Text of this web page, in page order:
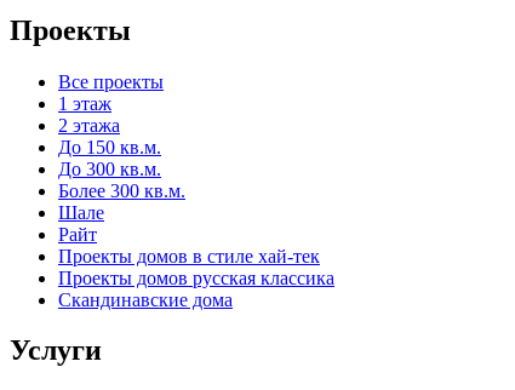
Проекты
Все проекты
1 этаж
2 этажа
До 150 кв.м.
До 300 кв.м.
Более 300 кв.м.
Шале
Райт
Проекты домов в стиле хай-тек
Проекты домов русская классика
Скандинавские дома
Услуги